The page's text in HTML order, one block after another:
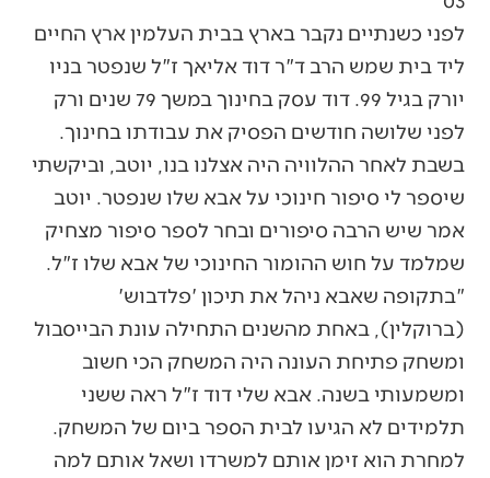
לפני כשנתיים נקבר בארץ בבית העלמין ארץ החיים
ליד בית שמש הרב ד"ר דוד אליאך ז"ל שנפטר בניו
יורק בגיל 99. דוד עסק בחינוך במשך 79 שנים ורק
לפני שלושה חודשים הפסיק את עבודתו בחינוך.
בשבת לאחר ההלוויה היה אצלנו בנו, יוטב, וביקשתי
שיספר לי סיפור חינוכי על אבא שלו שנפטר. יוטב
אמר שיש הרבה סיפורים ובחר לספר סיפור מצחיק
שמלמד על חוש ההומור החינוכי של אבא שלו ז"ל.
"בתקופה שאבא ניהל את תיכון 'פלדבוש'
(ברוקלין), באחת מהשנים התחילה עונת הבייסבול
ומשחק פתיחת העונה היה המשחק הכי חשוב
ומשמעותי בשנה. אבא שלי דוד ז"ל ראה ששני
תלמידים לא הגיעו לבית הספר ביום של המשחק.
למחרת הוא זימן אותם למשרדו ושאל אותם למה